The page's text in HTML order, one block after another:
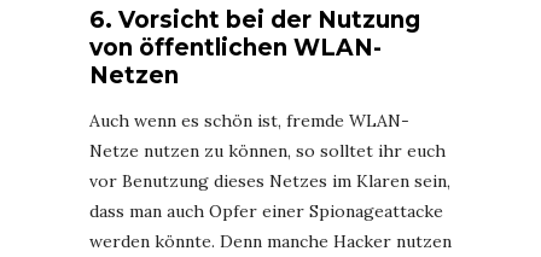
6. Vorsicht bei der Nutzung
von öffentlichen WLAN-
Netzen
Auch wenn es schön ist, fremde WLAN-
Netze nutzen zu können, so solltet ihr euch
vor Benutzung dieses Netzes im Klaren sein,
dass man auch Opfer einer Spionageattacke
werden könnte. Denn manche Hacker nutzen